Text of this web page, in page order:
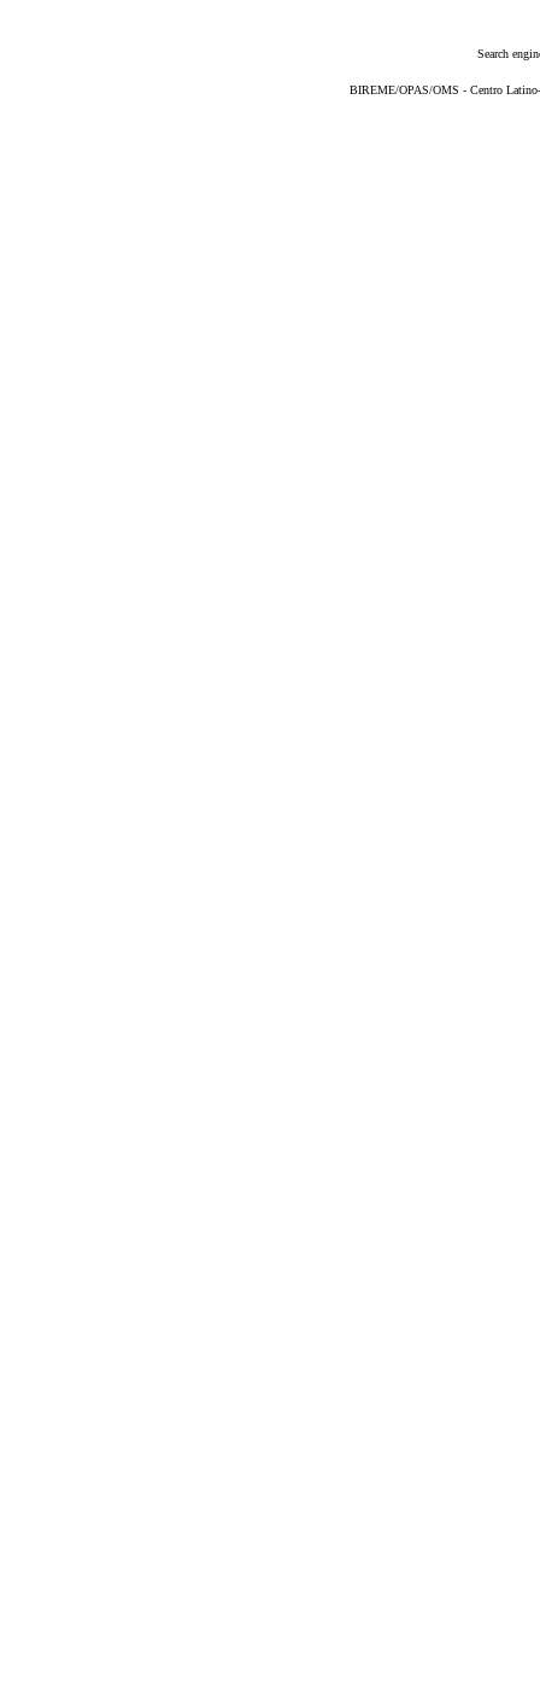
Search
BIREME/OPAS/OMS - Centro Latino-